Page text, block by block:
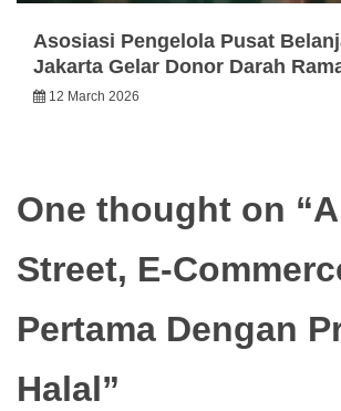
Asosiasi Pengelola Pusat
Jakarta Gelar Donor Darah
12 March 2026
One thought on “
Street, E-
Pertama Dengan
Halal”